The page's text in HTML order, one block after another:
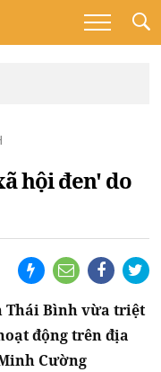
hội đen' do
Thái Bình vừa triệt
động trên địa
Cường